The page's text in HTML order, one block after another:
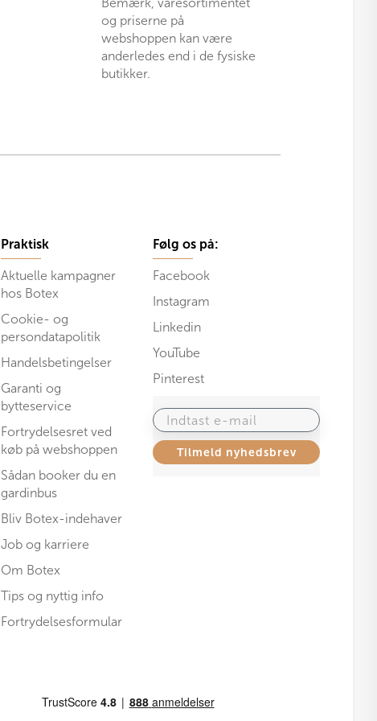
Bemærk, varesortimentet
og priserne på
webshoppen kan være
anderledes end i de fysiske
butikker.
Praktisk
Aktuelle kampagner
hos Botex
Cookie- og
persondatapolitik
Handelsbetingelser
Garanti og
bytteservice
Fortrydelsesret ved
køb på webshoppen
Sådan booker du en
gardinbus
Bliv Botex-indehaver
Job og karriere
Om Botex
Tips og nyttig info
Fortrydelsesformular
Følg os på:
Facebook
Instagram
Linkedin
YouTube
Pinterest
Indtast e-mail
Tilmeld nyhedsbrev